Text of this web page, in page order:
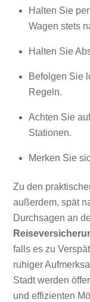
Halten Sie
Wagen stets
Halten Sie
Befolgen Sie
Regeln.
Achten Sie
Stationen.
Merken Sie
Zu den
außerdem, spät
Durchsagen an
falls es zu
ruhiger
Stadt werden
und effizienten